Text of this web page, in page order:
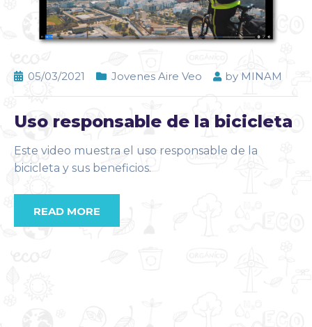
05/03/2021 Jovenes Aire Veo by MINAM
Uso responsable de la bicicleta
Este video muestra el uso responsable de la
bicicleta y sus beneficios.
READ MORE